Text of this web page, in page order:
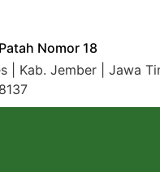
Nomor 18
| Kab. Jember | Jawa